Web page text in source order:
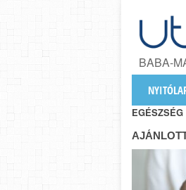
BABA-
EGÉSZSÉG